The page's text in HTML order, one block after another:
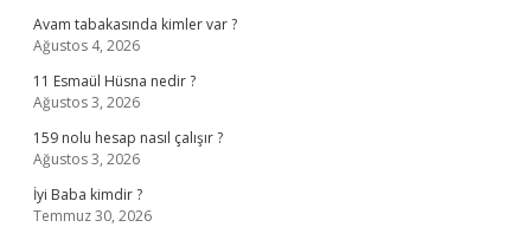
Avam tabakasında kimler var ?
Ağustos 4, 2026
11 Esmaül Hüsna nedir ?
Ağustos 3, 2026
159 nolu hesap nasıl çalışır ?
Ağustos 3, 2026
İyi Baba kimdir ?
Temmuz 30, 2026